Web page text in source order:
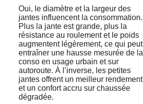
Oui, le diamètre et la largeur des
jantes influencent la consommation.
Plus la jante est grande, plus la
résistance au roulement et le poids
augmentent légèrement, ce qui peut
entraîner une hausse mesurée de la
conso en usage urbain et sur
autoroute. À l’inverse, les petites
jantes offrent un meilleur rendement
et un confort accru sur chaussée
dégradée.